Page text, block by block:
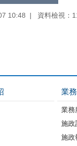
10:48 資料檢視：
業
業務
施政
施政